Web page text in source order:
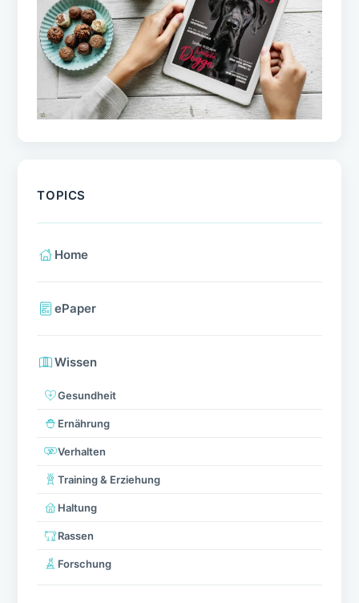
TOPICS
Home
ePaper
Wissen
Gesundheit
Ernährung
Verhalten
Training & Erziehung
Haltung
Rassen
Forschung